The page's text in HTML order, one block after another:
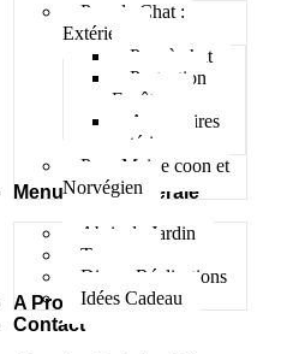
Pour le Chat :
Extérieur
Parc à chat
Protection
Fenêtres
Accessoires
extérieur
Pour Maine coon et
Norvégien
Menuiserie Générale
Abris de Jardin
Terrasse
Divers Réalisations
Idées Cadeau
A Propos
Contact